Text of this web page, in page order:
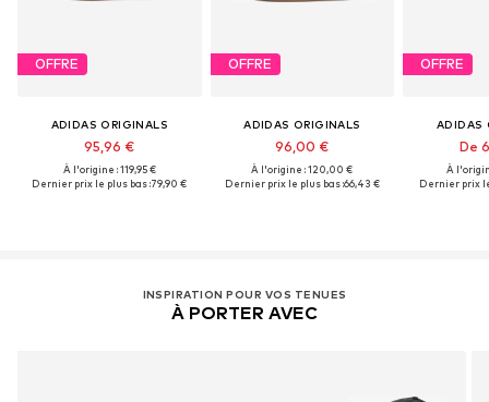
OFFRE
ADIDAS ORIGINALS
95,96 €
À l'origine : 119,95 €
Dernier prix le plus bas :79,90 €
OFFRE
ADIDAS ORIGINALS
96,00 €
À l'origine : 120,00 €
Dernier prix le plus bas :66,43 €
OFFRE
ADIDAS
De
À
Dernier prix
INSPIRATION POUR VOS TENUES
À PORTER AVEC